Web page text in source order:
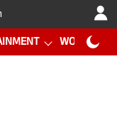
WORLD CUP